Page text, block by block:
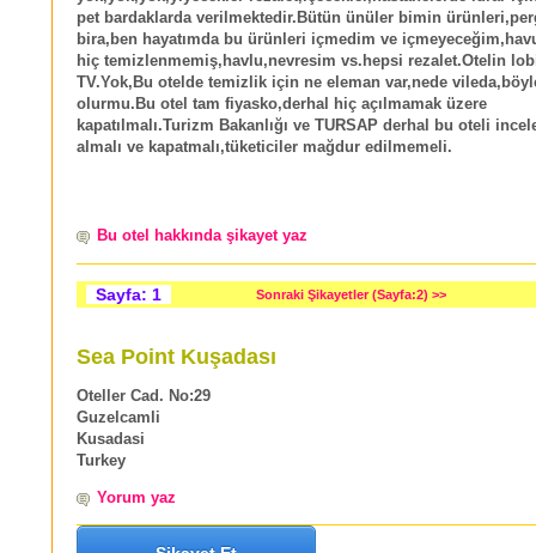
pet bardaklarda verilmektedir.Bütün ünüler bimin
bira,ben hayatımda bu ürünleri içmedim ve
hiç temizlenmemiş,havlu,nevresim vs.hepsi rezalet.Otelin
TV.Yok,Bu otelde temizlik için ne eleman var,nede
olurmu.Bu otel tam fiyasko,derhal hiç açılmamak üzere
kapatılmalı.Turizm Bakanlığı ve TURSAP derhal bu oteli
almalı ve kapatmalı,tüketiciler mağdur edilmemeli.
Bu otel hakkında şikayet yaz
Sayfa: 1 Sonraki Şikayetler (Sayfa:2) >>
Sea Point Kuşadası
Oteller Cad. No:29
Guzelcamli
Kusadasi
Turkey
Yorum yaz